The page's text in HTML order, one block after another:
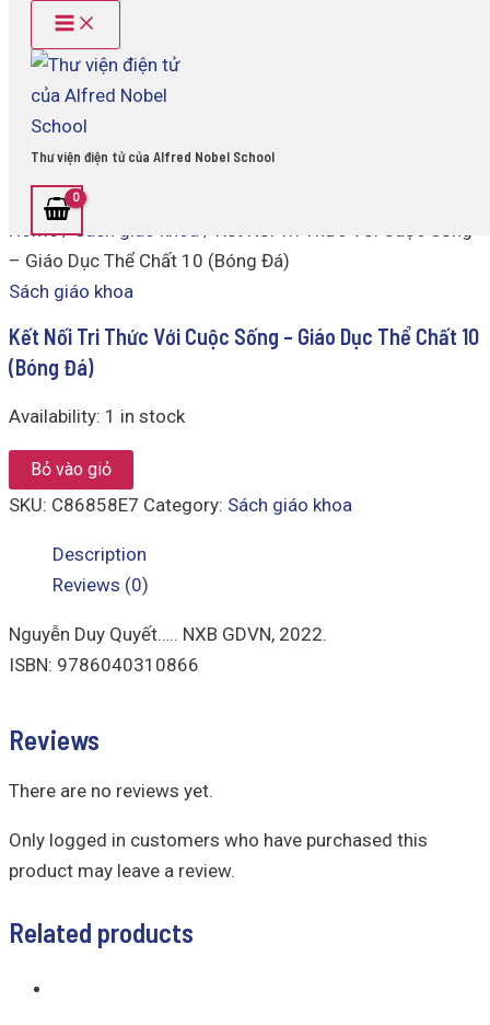
content
Main
Menu
Thư viện điện tử của Alfred Nobel School
Home/Sách giáo khoa / Kết Nối Tri Thức Với Cuộc Sống
– Giáo Dục Thể Chất 10 (Bóng Đá)
Sách giáo khoa
Kết Nối Tri Thức Với Cuộc Sống – Giáo Dục Thể Chất 10
(Bóng Đá)
Availability: 1 in stock
Cuộc
Giáo
Chất
(Bóng
quantity
Bỏ vào giỏ
SKU: C86858E7 Category: Sách giáo khoa
Description
Reviews (0)
Nguyễn Duy Quyết….. NXB GDVN, 2022.
ISBN: 9786040310866
Reviews
There are no reviews yet.
Only logged in customers who have purchased this
product may leave a review.
Related products